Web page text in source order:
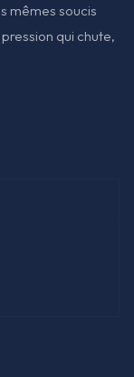
mêmes soucis
qui chute,